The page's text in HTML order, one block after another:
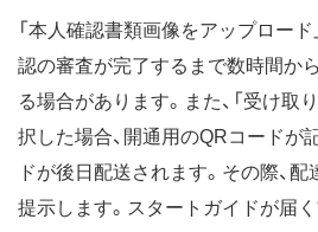
「本人確認書類画像をアップロード
認の審査が完了するまで数時間か
る場合があります。また、「受け取
択した場合、開通用のQRコードが
ドが後日配送されます。その際、
提示します。スタートガイドが届